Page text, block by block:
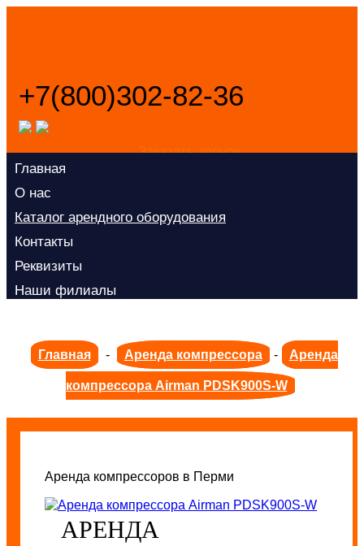
+7(800)302-82-36
Заказать звонок
Главная
О нас
Каталог арендного оборудования
Контакты
Реквизиты
Наши филиалы
Главная - Аренда компрессора - Аренда
компрессора Airman PDSK900S-W
Аренда компрессоров в Перми
АРЕНДА